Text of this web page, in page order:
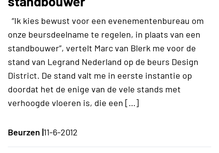
“Ik kies bewust voor een evenementenbureau om
onze beursdeelname te regelen, in plaats van een
standbouwer”, vertelt Marc van Blerk me voor de
stand van Legrand Nederland op de beurs Design
District. De stand valt me in eerste instantie op
doordat het de enige van de vele stands met
verhoogde vloeren is, die een […]
Beurzen |11-6-2012